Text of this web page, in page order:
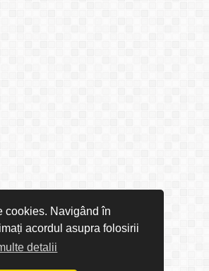
cookies. Navigând în
acordul asupra folosirii
detalii